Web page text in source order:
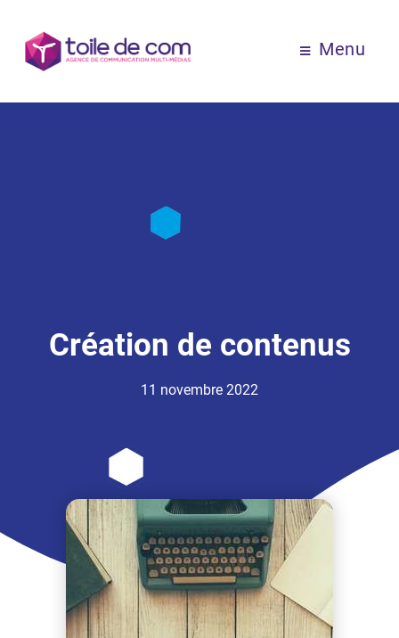
Menu
Création de contenus
11 novembre 2022